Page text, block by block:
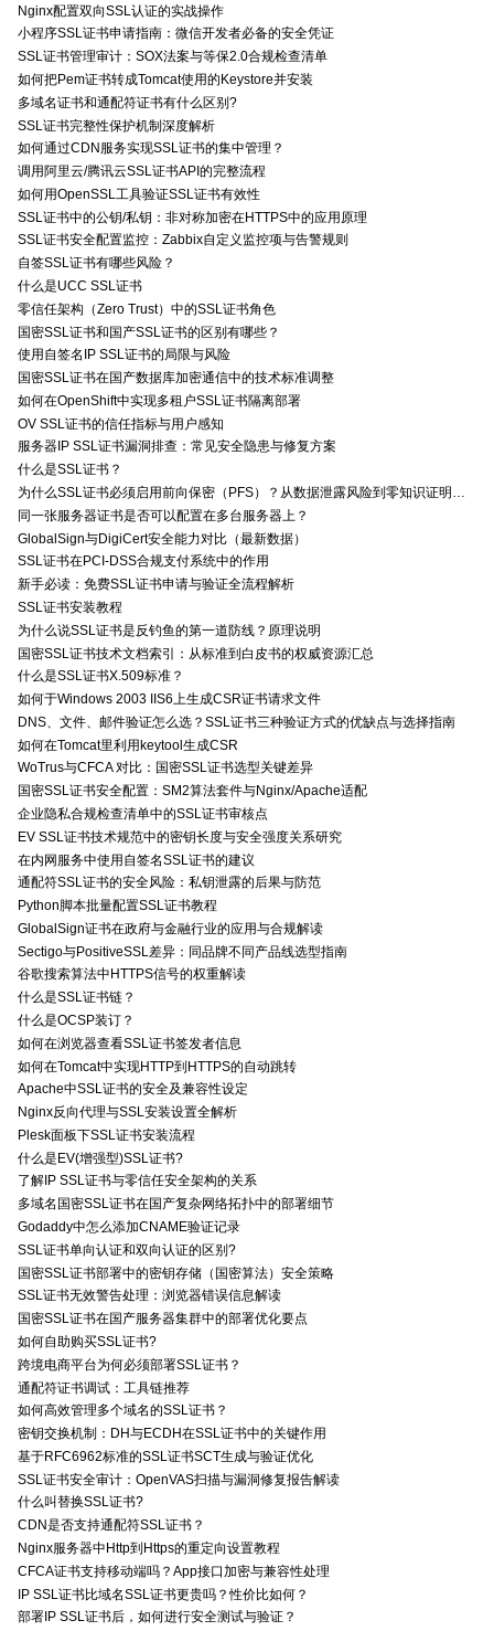
Nginx配置双向SSL认证的实战操作
小程序SSL证书申请指南：微信开发者必备的安全凭证
SSL证书管理审计：SOX法案与等保2.0合规检查清单
如何把Pem证书转成Tomcat使用的Keystore并安装
多域名证书和通配符证书有什么区别?
SSL证书完整性保护机制深度解析
如何通过CDN服务实现SSL证书的集中管理？
调用阿里云/腾讯云SSL证书API的完整流程
如何用OpenSSL工具验证SSL证书有效性
SSL证书中的公钥/私钥：非对称加密在HTTPS中的应用原理
SSL证书安全配置监控：Zabbix自定义监控项与告警规则
自签SSL证书有哪些风险？
什么是UCC SSL证书
零信任架构（Zero Trust）中的SSL证书角色
国密SSL证书和国产SSL证书的区别有哪些？
使用自签名IP SSL证书的局限与风险
国密SSL证书在国产数据库加密通信中的技术标准调整
如何在OpenShift中实现多租户SSL证书隔离部署
OV SSL证书的信任指标与用户感知
服务器IP SSL证书漏洞排查：常见安全隐患与修复方案
什么是SSL证书？
为什么SSL证书必须启用前向保密（PFS）？从数据泄露风险到零知识证明的安全价值分析
同一张服务器证书是否可以配置在多台服务器上？
GlobalSign与DigiCert安全能力对比（最新数据）
SSL证书在PCI-DSS合规支付系统中的作用
新手必读：免费SSL证书申请与验证全流程解析
SSL证书安装教程
为什么说SSL证书是反钓鱼的第一道防线？原理说明
国密SSL证书技术文档索引：从标准到白皮书的权威资源汇总
什么是SSL证书X.509标准？
如何于Windows 2003 IIS6上生成CSR证书请求文件
DNS、文件、邮件验证怎么选？SSL证书三种验证方式的优缺点与选择指南
如何在Tomcat里利用keytool生成CSR
WoTrus与CFCA 对比：国密SSL证书选型关键差异
国密SSL证书安全配置：SM2算法套件与Nginx/Apache适配
企业隐私合规检查清单中的SSL证书审核点
EV SSL证书技术规范中的密钥长度与安全强度关系研究
在内网服务中使用自签名SSL证书的建议
通配符SSL证书的安全风险：私钥泄露的后果与防范
Python脚本批量配置SSL证书教程
GlobalSign证书在政府与金融行业的应用与合规解读
Sectigo与PositiveSSL差异：同品牌不同产品线选型指南
谷歌搜索算法中HTTPS信号的权重解读
什么是SSL证书链？
什么是OCSP装订？
如何在浏览器查看SSL证书签发者信息
如何在Tomcat中实现HTTP到HTTPS的自动跳转
Apache中SSL证书的安全及兼容性设定
Nginx反向代理与SSL安装设置全解析
Plesk面板下SSL证书安装流程
什么是EV(增强型)SSL证书?
了解IP SSL证书与零信任安全架构的关系
多域名国密SSL证书在国产复杂网络拓扑中的部署细节
Godaddy中怎么添加CNAME验证记录
SSL证书单向认证和双向认证的区别?
国密SSL证书部署中的密钥存储（国密算法）安全策略
SSL证书无效警告处理：浏览器错误信息解读
国密SSL证书在国产服务器集群中的部署优化要点
如何自助购买SSL证书?
跨境电商平台为何必须部署SSL证书？
通配符证书调试：工具链推荐
如何高效管理多个域名的SSL证书？
密钥交换机制：DH与ECDH在SSL证书中的关键作用
基于RFC6962标准的SSL证书SCT生成与验证优化
SSL证书安全审计：OpenVAS扫描与漏洞修复报告解读
什么叫替换SSL证书?
CDN是否支持通配符SSL证书？
Nginx服务器中Http到Https的重定向设置教程
CFCA证书支持移动端吗？App接口加密与兼容性处理
IP SSL证书比域名SSL证书更贵吗？性价比如何？
部署IP SSL证书后，如何进行安全测试与验证？